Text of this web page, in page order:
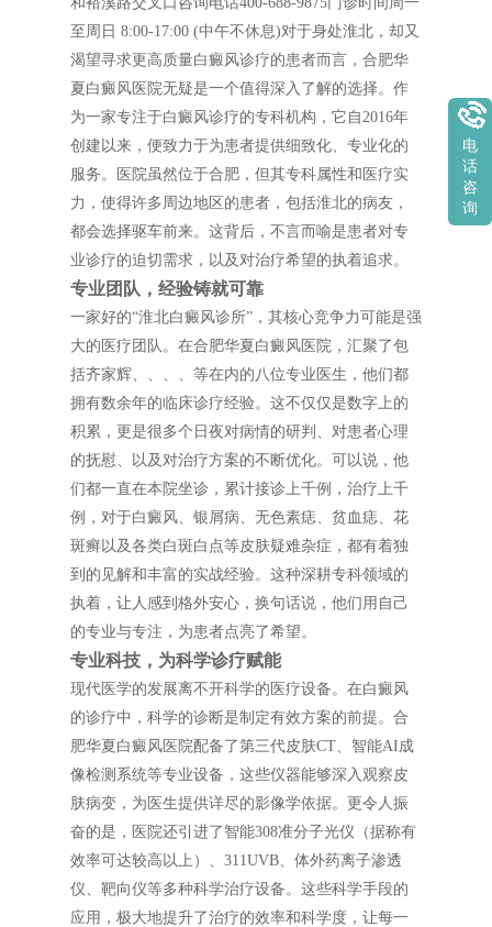
至周日 8:00-17:00 (中午不休息)对于身处淮北，却又
渴望寻求更高质量白癜风诊疗的患者而言，合肥华
夏白癜风医院无疑是一个值得深入了解的选择。作
为一家专注于白癜风诊疗的专科机构，它自2016年
创建以来，便致力于为患者提供细致化、专业化的
服务。医院虽然位于合肥，但其专科属性和医疗实
力，使得许多周边地区的患者，包括淮北的病友，
都会选择驱车前来。这背后，不言而喻是患者对专
业诊疗的迫切需求，以及对治疗希望的执着追求。
专业团队，经验铸就可靠
一家好的“淮北白癜风诊所”，其核心竞争力可能是强
大的医疗团队。在合肥华夏白癜风医院，汇聚了包
括齐家辉、、、、等在内的八位专业医生，他们都
拥有数余年的临床诊疗经验。这不仅仅是数字上的
积累，更是很多个日夜对病情的研判、对患者心理
的抚慰、以及对治疗方案的不断优化。可以说，他
们都一直在本院坐诊，累计接诊上千例，治疗上千
例，对于白癜风、银屑病、无色素痣、贫血痣、花
斑癣以及各类白斑白点等皮肤疑难杂症，都有着独
到的见解和丰富的实战经验。这种深耕专科领域的
执着，让人感到格外安心，换句话说，他们用自己
的专业与专注，为患者点亮了希望。
专业科技，为科学诊疗赋能
现代医学的发展离不开科学的医疗设备。在白癜风
的诊疗中，科学的诊断是制定有效方案的前提。合
肥华夏白癜风医院配备了第三代皮肤CT、智能AI成
像检测系统等专业设备，这些仪器能够深入观察皮
肤病变，为医生提供详尽的影像学依据。更令人振
奋的是，医院还引进了智能308准分子光仪（据称有
效率可达较高以上）、311UVB、体外药离子渗透
仪、靶向仪等多种科学治疗设备。这些科学手段的
应用，极大地提升了治疗的效率和科学度，让每一
电
话
咨
询